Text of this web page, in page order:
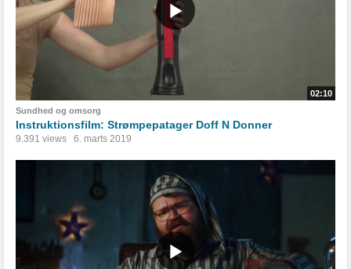
02:10
Sundhed og omsorg
Instruktionsfilm: Strømpepatager Doff N Donner
9.391 views 6. marts 2019